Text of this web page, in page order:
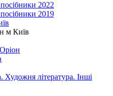
2022
2019
м Київ
Художня література. Інші